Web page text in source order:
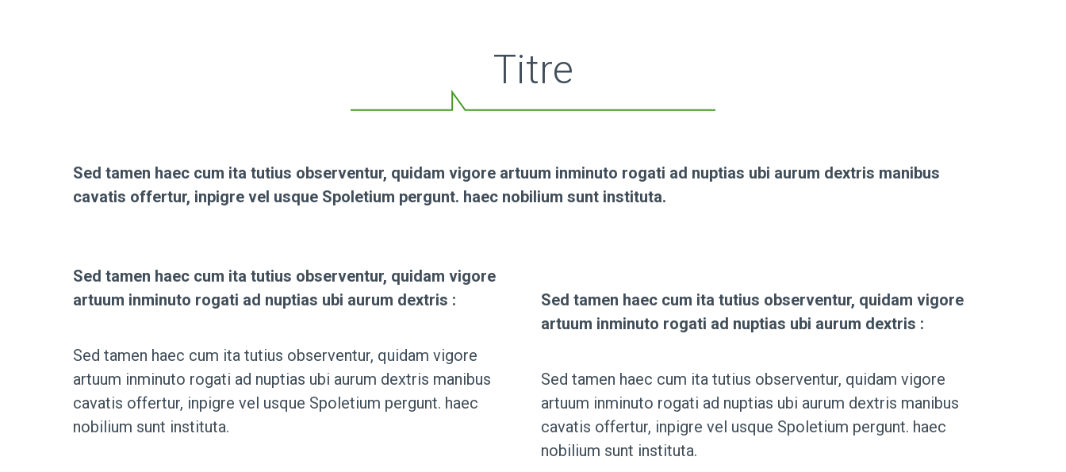
Titre
Sed tamen haec cum ita tutius observentur, quidam vigore artuum inminuto rogati ad nuptias ubi aurum dextris manibus
cavatis offertur, inpigre vel usque Spoletium pergunt. haec nobilium sunt instituta.
Sed tamen haec cum ita tutius observentur, quidam vigore
artuum inminuto rogati ad nuptias ubi aurum dextris :
Sed tamen haec cum ita tutius observentur, quidam vigore
artuum inminuto rogati ad nuptias ubi aurum dextris manibus
cavatis offertur, inpigre vel usque Spoletium pergunt. haec
nobilium sunt instituta.
Sed tamen haec cum ita tutius observentur, quidam vigore
artuum inminuto rogati ad nuptias ubi aurum dextris :
Sed tamen haec cum ita tutius observentur, quidam vigore
artuum inminuto rogati ad nuptias ubi aurum dextris manibus
cavatis offertur, inpigre vel usque Spoletium pergunt. haec
nobilium sunt instituta.